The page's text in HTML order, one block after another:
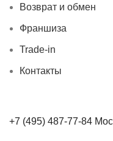
Возврат и обмен
Франшиза
Trade-in
Контакты
+7 (495) 487-77-84